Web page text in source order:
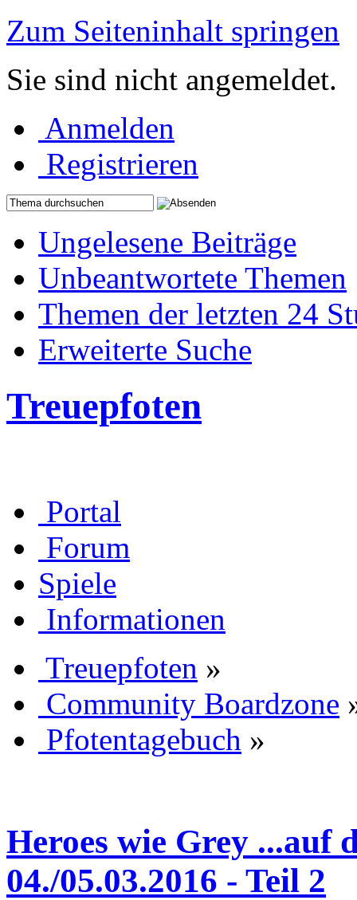
Zum Seiteninhalt springen
Sie sind nicht angemeldet.
Anmelden
Registrieren
Ungelesene Beiträge
Unbeantwortete Themen
Themen der letzten 24
Erweiterte Suche
Treuepfoten
Portal
Forum
Spiele
Informationen
Treuepfoten »
Community Boardzone
Pfotentagebuch »
Heroes wie Grey ...auf
04./05.03.2016 - Teil 2